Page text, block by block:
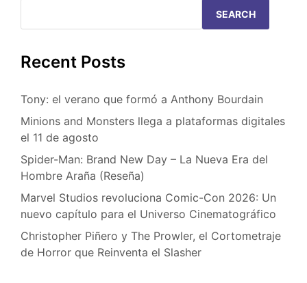
SEARCH
Recent Posts
Tony: el verano que formó a Anthony Bourdain
Minions and Monsters llega a plataformas digitales
el 11 de agosto
Spider-Man: Brand New Day – La Nueva Era del
Hombre Araña (Reseña)
Marvel Studios revoluciona Comic-Con 2026: Un
nuevo capítulo para el Universo Cinematográfico
Christopher Piñero y The Prowler, el Cortometraje
de Horror que Reinventa el Slasher